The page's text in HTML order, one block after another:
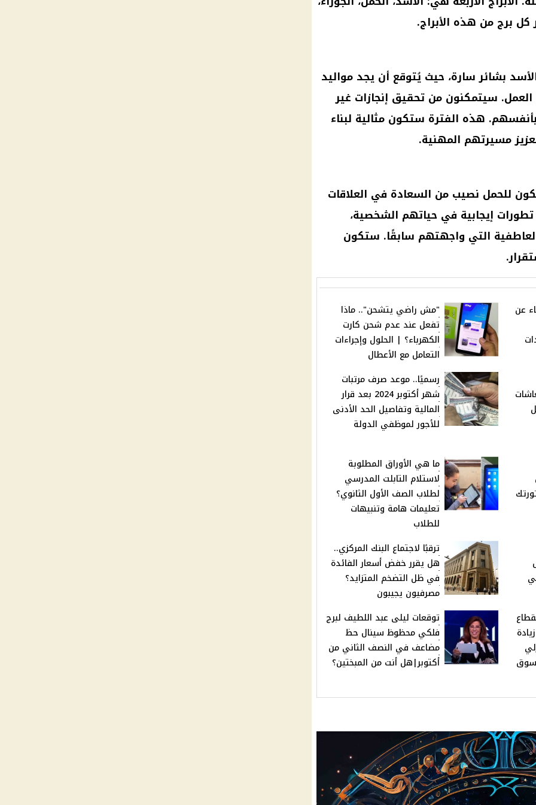
برج من هذه الأبراج.
بشائر سارة، حيث يُتوقع أن يجد مواليد
سيتمكنون من تحقيق إنجازات غير
هذه الفترة ستكون مثالية لبناء
مسيرتهم المهنية.
للحمل نصيب من السعادة في العلاقات
إيجابية في حياتهم الشخصية،
التي واجهتهم سابقًا. ستكون
عن
"مش راضي يتشحن".. ماذا
تفعل عند عدم شحن كارت
الكهرباء؟ | الحلول وإجراءات
التعامل مع الأعطال
رسميًا.. موعد صرف مرتبات
شهر أكتوبر 2024 بعد قرار
المالية وتفاصيل الحد الأدنى
للأجور لموظفي الدولة
ما هي الأوراق المطلوبة
لاستلام التابلت المدرسي
لطلاب الصف الأول الثانوي؟
تعليمات هامة وتنبيهات
للطلاب
ترقبًا لاجتماع البنك المركزي..
هل يقرر خفض أسعار الفائدة
في ظل التضخم المتزايد؟
مصرفيون يجيبون
بقطاع
توقعات ليلى عبد اللطيف لبرج
فلكي محظوظ سينال حظ
مضاعف في النصف الثاني من
أكتوبر|هل أنت من المبختين؟